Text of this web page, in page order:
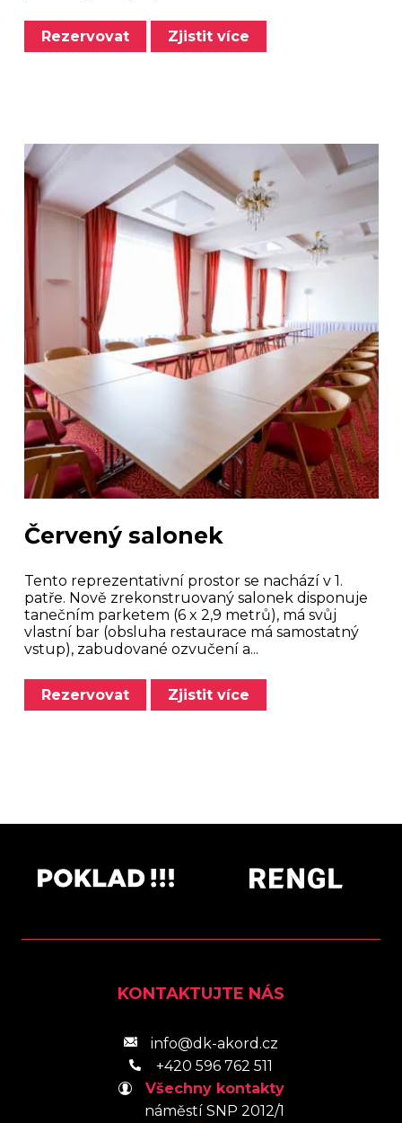
Rezervovat Zjistit více
Červený salonek
Tento reprezentativní prostor se nachází v 1.
patře. Nově zrekonstruovaný salonek disponuje
tanečním parketem (6 x 2,9 metrů), má svůj
vlastní bar (obsluha restaurace má samostatný
vstup), zabudované ozvučení a...
Rezervovat Zjistit více
KONTAKTUJTE NÁS
info@dk-akord.cz
+420 596 762 511
Všechny kontakty
náměstí SNP 2012/1